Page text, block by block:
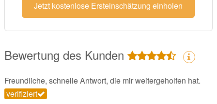
Jetzt kostenlose Ersteinschätzung einholen
Bewertung des Kunden
Freundliche, schnelle Antwort, die mir weitergeholfen hat.
verifiziert